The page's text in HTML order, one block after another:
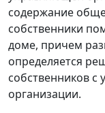
содержание
собственники
доме, причем
определяется
собственников
организации.